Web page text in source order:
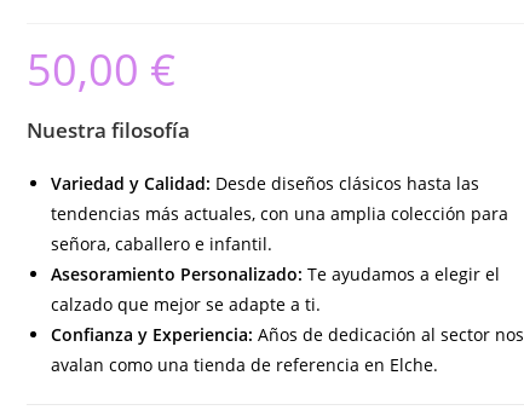
50,00 €
Nuestra filosofía
Variedad y Calidad: Desde diseños clásicos hasta las
tendencias más actuales, con una amplia colección para
señora, caballero e infantil.
Asesoramiento Personalizado: Te ayudamos a elegir el
calzado que mejor se adapte a ti.
Confianza y Experiencia: Años de dedicación al sector nos
avalan como una tienda de referencia en Elche.